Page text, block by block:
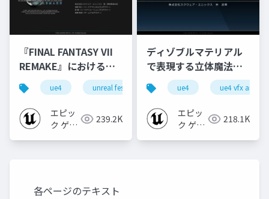
『FINAL FANTASY VII
REMAKE』におけるプ
ロファイリングと最適
化事例 【UNREAL
FEST EXTREME 2021
SUMMER】
ue4 unreal fest unreal fest extreme 2021 summer
エピッ
ク ゲー
239.2K
ディゾブルマテリアル
で表現する立体魔法陣
【UE4 VFX Art Dive
2020】
ue4 ue4 vfx art
エピッ
ク ゲー
218.1K
各ページのテキスト